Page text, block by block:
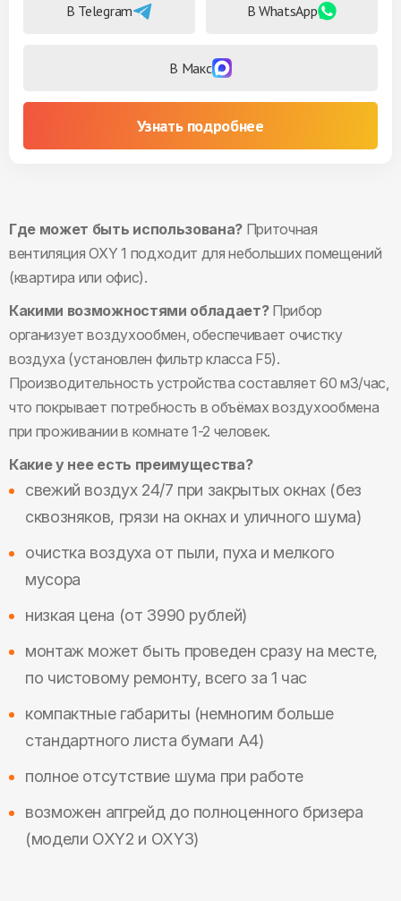
В Telegram В WhatsApp
В Макс
Узнать подробнее
Где может быть использована? Приточная
вентиляция OXY 1 подходит для небольших помещений
(квартира или офис).
Какими возможностями обладает?Прибор
организует воздухообмен, обеспечивает очистку
воздуха (установлен фильтр класса F5).
Производительность устройства составляет 60 м3/час,
что покрывает потребность в объёмах воздухообмена
при проживании в комнате 1-2 человек.
Какие у нее есть преимущества?
свежий воздух 24/7 при закрытых окнах (без
сквозняков, грязи на окнах и уличного шума)
очистка воздуха от пыли, пуха и мелкого
мусора
низкая цена (от 3990 рублей)
монтаж может быть проведен сразу на месте,
по чистовому ремонту, всего за 1 час
компактные габариты (немногим больше
стандартного листа бумаги А4)
полное отсутствие шума при работе
возможен апгрейд до полноценного бризера
(модели OXY2 и OXY3)